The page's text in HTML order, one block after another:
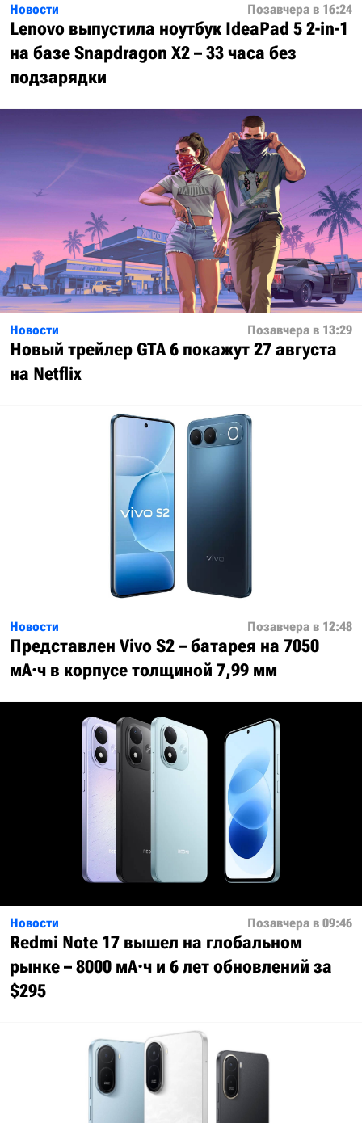
Новости Позавчера в 16:24
Lenovo выпустила ноутбук IdeaPad 5 2-in-1
на базе Snapdragon X2 – 33 часа без
подзарядки
Новости Позавчера в 13:29
Новый трейлер GTA 6 покажут 27 августа
на Netflix
Новости Позавчера в 12:48
Представлен Vivo S2 – батарея на 7050
мА·ч в корпусе толщиной 7,99 мм
Новости Позавчера в 09:46
Redmi Note 17 вышел на глобальном
рынке – 8000 мА·ч и 6 лет обновлений за
$295